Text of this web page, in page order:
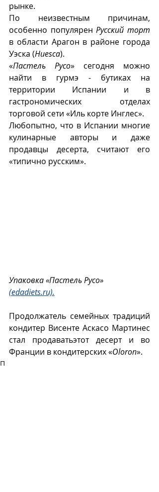
рынке.
По неизвестным причинам,
особенно популярен Русский торт
в области Арагон в районе города
Уэска (Huesca).
«Пастель Русо» сегодня можно
найти в гурмэ - бутиках на
территории Испании и в
гастрономических отделах
торговой сети «Иль корте Инглес».
Любопытно, что в Испании многие
кулинарные авторы и даже
продавцы десерта, считают его
«типично русским».
Упаковка «Пастель Русо»
(edadiets.ru).
Продолжатель семейных традиций
кондитер Висенте Аскасо Мартинес
стал продаватьэтот десерт и во
Франции в кондитерских «Oloron».
П